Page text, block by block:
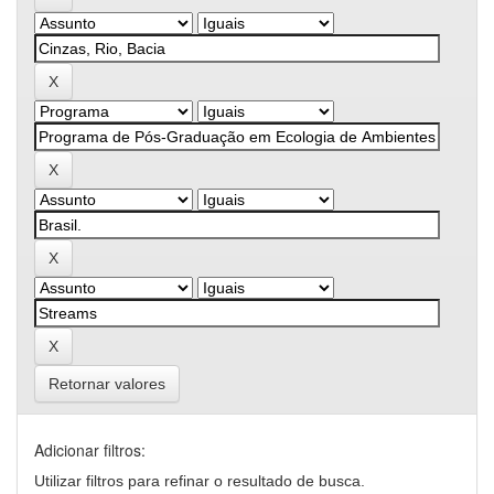
Retornar valores
Adicionar filtros:
Utilizar filtros para refinar o resultado de busca.